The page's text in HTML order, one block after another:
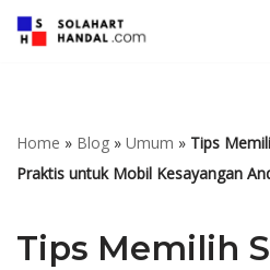
Home » Blog » Umum » Tips
Praktis untuk Mobil Kesayangan
Tips Memilih